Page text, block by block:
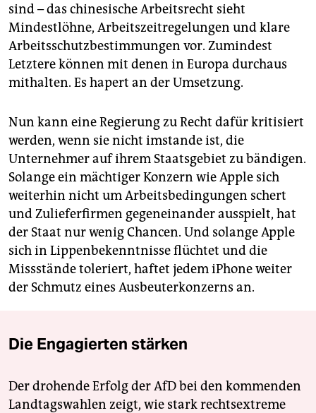
sind – das chinesische Arbeitsrecht sieht
Mindestlöhne, Arbeitszeitregelungen und klare
Arbeitsschutzbestimmungen vor. Zumindest
Letztere können mit denen in Europa durchaus
mithalten. Es hapert an der Umsetzung.
Nun kann eine Regierung zu Recht dafür kritisiert
werden, wenn sie nicht imstande ist, die
Unternehmer auf ihrem Staatsgebiet zu bändigen.
Solange ein mächtiger Konzern wie Apple sich
weiterhin nicht um Arbeitsbedingungen schert
und Zulieferfirmen gegeneinander ausspielt, hat
der Staat nur wenig Chancen. Und solange Apple
sich in Lippenbekenntnisse flüchtet und die
Missstände toleriert, haftet jedem iPhone weiter
der Schmutz eines Ausbeuterkonzerns an.
Die Engagierten stärken
Der drohende Erfolg der AfD bei den kommenden
Landtagswahlen zeigt, wie stark rechtsextreme